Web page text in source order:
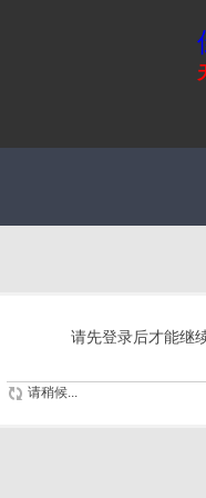
请先登录后才能继
请稍候...